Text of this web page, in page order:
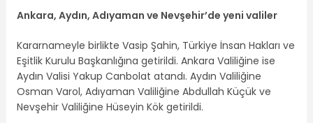
Ankara, Aydın, Adıyaman ve Nevşehir’de yeni valiler
Kararnameyle birlikte Vasip Şahin, Türkiye İnsan Hakları ve
Eşitlik Kurulu Başkanlığına getirildi. Ankara Valiliğine ise
Aydın Valisi Yakup Canbolat atandı. Aydın Valiliğine
Osman Varol, Adıyaman Valiliğine Abdullah Küçük ve
Nevşehir Valiliğine Hüseyin Kök getirildi.